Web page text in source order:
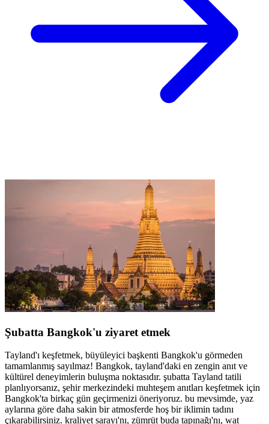
Şubatta Bangkok'u ziyaret etmek
Tayland'ı keşfetmek, büyüleyici başkenti Bangkok'u görmeden
tamamlanmış sayılmaz! Bangkok, tayland'daki en zengin anıt ve
kültürel deneyimlerin buluşma noktasıdır. şubatta Tayland tatili
planlıyorsanız, şehir merkezindeki muhteşem anıtları keşfetmek için
Bangkok'ta birkaç gün geçirmenizi öneriyoruz. bu mevsimde, yaz
aylarına göre daha sakin bir atmosferde hoş bir iklimin tadını
çıkarabilirsiniz. kraliyet sarayı'nı, zümrüt buda tapınağı'nı, wat